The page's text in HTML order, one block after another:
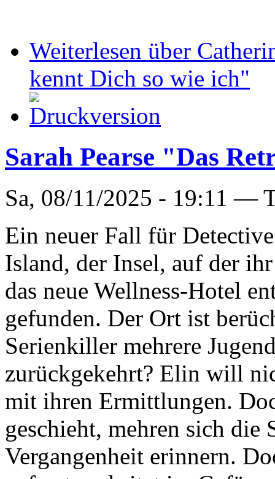
Weiterlesen über
kennt Dich so wie ich"
Sarah Pearse "Das
Sa, 08/11/2025 - 19:11 —
Ein neuer Fall für
Island, der Insel, auf der
das neue Wellness-Hotel
gefunden. Der Ort ist
Serienkiller mehrere
zurückgekehrt? Elin will
mit ihren Ermittlungen.
geschieht, mehren sich die
Vergangenheit erinnern.